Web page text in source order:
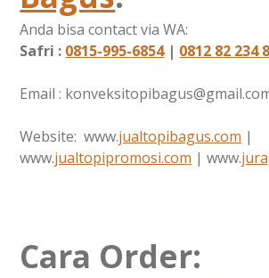
Anda bisa contact via WA:
Safri : 0815-995-6854| 0812 82 234
Email :
Website: www.jualtopibagus.com |
www.jualtopipromosi.com | www.
Cara Order: